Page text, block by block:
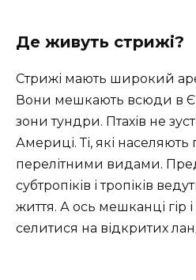
Де живуть стрижі?
Стрижі мають широкий
Вони мешкають всюди в
зони тундри. Птахів не
Америці. Ті, які
перелітними видами.
субтропіків і тропіків
життя. А ось мешканці гір
селитися на відкритих